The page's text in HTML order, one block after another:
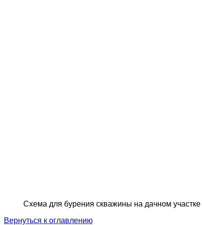
Схема для бурения скважины на дачном участке
Вернуться к оглавлению